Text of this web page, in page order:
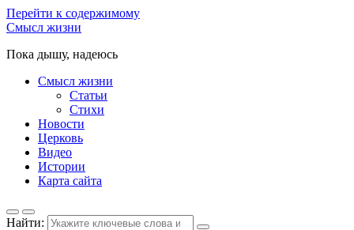
Перейти к содержимому
Смысл жизни
Пока дышу, надеюсь
Смысл жизни
Статьи
Стихи
Новости
Церковь
Видео
Истории
Карта сайта
Найти: